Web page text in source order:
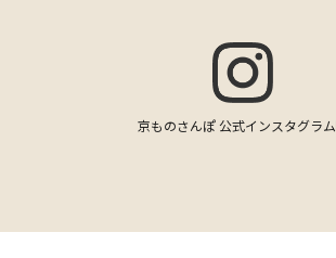
京ものさんぽ 公式インスタグラム